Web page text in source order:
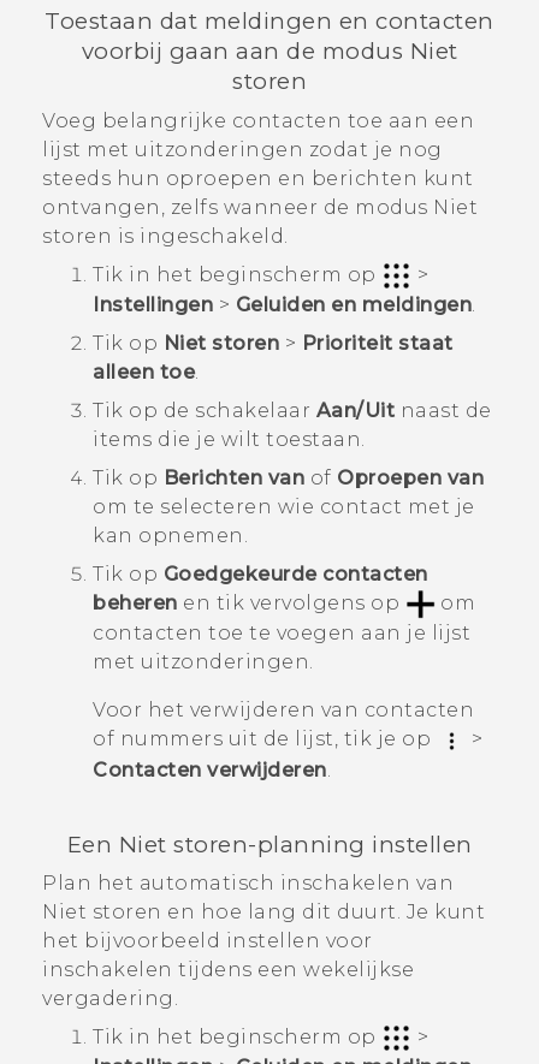
Toestaan dat meldingen en contacten
voorbij gaan aan de modus Niet
storen
Voeg belangrijke contacten toe aan een
lijst met uitzonderingen zodat je nog
steeds hun oproepen en berichten kunt
ontvangen, zelfs wanneer de modus Niet
storen is ingeschakeld.
Tik in het beginscherm op
>
Instellingen > Geluiden en meldingen.
Tik op Niet storen > Prioriteit staat
alleen toe.
Tik op de schakelaar Aan/Uit naast de
items die je wilt toestaan.
Tik op Berichten van of Oproepen van
om te selecteren wie contact met je
kan opnemen.
Tik op Goedgekeurde contacten
beheren en tik vervolgens op
om
contacten toe te voegen aan je lijst
met uitzonderingen.
Voor het verwijderen van contacten
of nummers uit de lijst, tik je op
>
Contacten verwijderen
Een Niet storen-planning instellen
Plan het automatisch inschakelen van
Niet storen en hoe lang dit duurt. Je kunt
het bijvoorbeeld instellen voor
inschakelen tijdens een wekelijkse
vergadering.
Tik in het beginscherm op
>